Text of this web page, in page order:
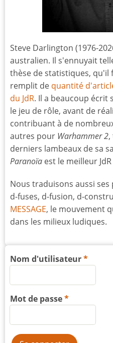
Steve Darlington (1976-
australien. Il s'ennuyait
thèse de statistiques, qu'il
remplit de quantité
du JdR. Il a beaucoup écrit
le jeu de rôle, avant de
contribuant à de
autres pour Warhammer 2
derniers lambeaux de sa
Paranoïa est le meilleur
Nous traduisons aussi ses
d-fuses, d-fusion, d-
MESSAGE, le mouvement
dans les milieux ludiques.
Nom d'utilisateur
Mot de passe